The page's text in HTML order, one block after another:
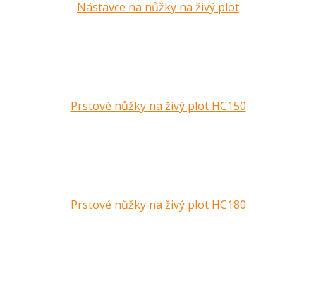
Nástavce na nůžky na živý plot
Prstové nůžky na živý plot HC150
Prstové nůžky na živý plot HC180